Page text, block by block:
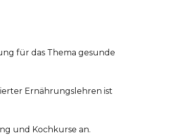
für das Thema gesunde
Ernährungslehren ist
und Kochkurse an.